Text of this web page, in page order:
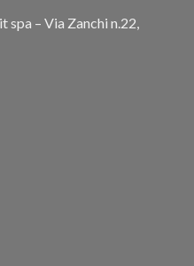
– Via Zanchi n.22,